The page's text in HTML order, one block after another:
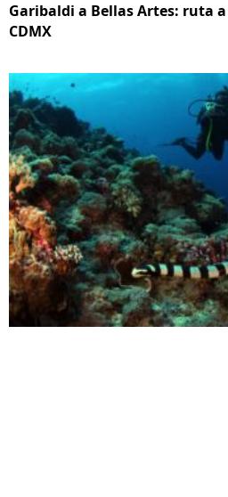
Garibaldi a Bellas Artes: ruta
CDMX